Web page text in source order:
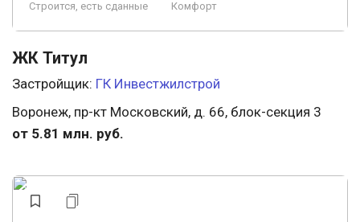
Строится, есть сданные Комфорт
ЖК Титул
Застройщик: ГК Инвестжилстрой
Воронеж, пр-кт Московский, д. 66, блок-секция 3
от 5.81 млн. руб.